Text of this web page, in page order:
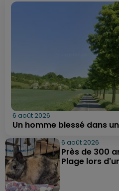
6 août 2026
Un homme blessé dans
6 août 2026
Près de 300
Plage lors